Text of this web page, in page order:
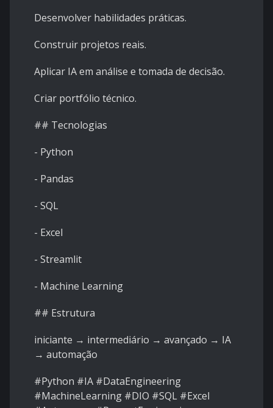
Desenvolver habilidades práticas.
Construir projetos reais.
Aplicar IA em análise e tomada de decisão.
Criar portfólio técnico.
## Tecnologias
- Python
- Pandas
- SQL
- Excel
- Streamlit
- Machine Learning
## Estrutura
iniciante → intermediário → avançado → IA
→ automação
#Python #IA #DataEngineering
#MachineLearning #DIO #SQL #Excel